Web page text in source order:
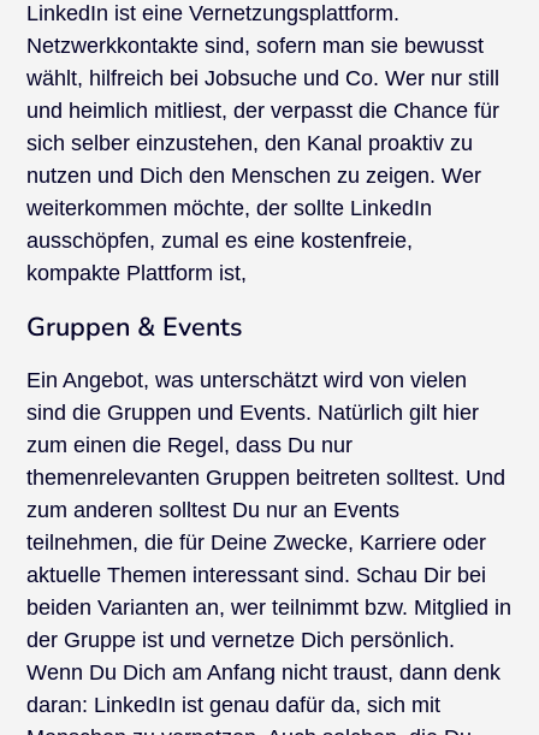
LinkedIn ist eine Vernetzungsplattform.
Netzwerkkontakte sind, sofern man sie bewusst
wählt, hilfreich bei Jobsuche und Co. Wer nur still
und heimlich mitliest, der verpasst die Chance für
sich selber einzustehen, den Kanal proaktiv zu
nutzen und Dich den Menschen zu zeigen. Wer
weiterkommen möchte, der sollte LinkedIn
ausschöpfen, zumal es eine kostenfreie,
kompakte Plattform ist,
Gruppen & Events
Ein Angebot, was unterschätzt wird von vielen
sind die Gruppen und Events. Natürlich gilt hier
zum einen die Regel, dass Du nur
themenrelevanten Gruppen beitreten solltest. Und
zum anderen solltest Du nur an Events
teilnehmen, die für Deine Zwecke, Karriere oder
aktuelle Themen interessant sind. Schau Dir bei
beiden Varianten an, wer teilnimmt bzw. Mitglied in
der Gruppe ist und vernetze Dich persönlich.
Wenn Du Dich am Anfang nicht traust, dann denk
daran: LinkedIn ist genau dafür da, sich mit